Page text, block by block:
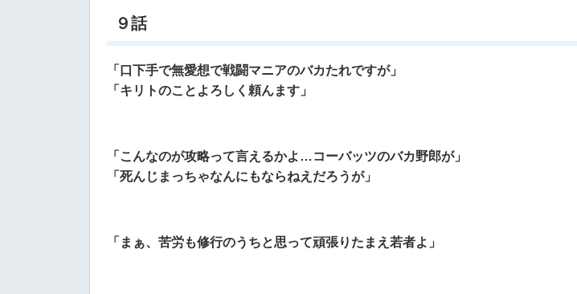
９話
「口下手で無愛想で戦闘マニアのバカたれですが」
「キリトのことよろしく頼んます」
「こんなのが攻略って言えるかよ…コーバッツのバカ野郎が」
「死んじまっちゃなんにもならねえだろうが」
「まぁ、苦労も修行のうちと思って頑張りたまえ若者よ」